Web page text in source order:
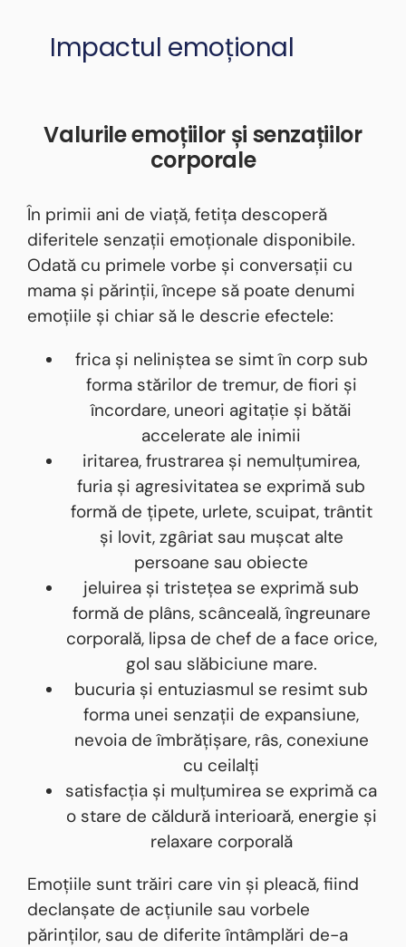
Impactul emoțional
Valurile emoțiilor și senzațiilor
corporale
În primii ani de viață, fetița descoperă
diferitele senzații emoționale disponibile.
Odată cu primele vorbe și conversații cu
mama și părinții, începe să poate denumi
emoțiile și chiar să le descrie efectele:
frica și neliniștea se simt în corp sub
forma stărilor de tremur, de fiori și
încordare, uneori agitație și bătăi
accelerate ale inimii
iritarea, frustrarea și nemulțumirea,
furia și agresivitatea se exprimă sub
formă de țipete, urlete, scuipat, trântit
și lovit, zgâriat sau mușcat alte
persoane sau obiecte
jeluirea și tristețea se exprimă sub
formă de plâns, scânceală, îngreunare
corporală, lipsa de chef de a face orice,
gol sau slăbiciune mare.
bucuria și entuziasmul se resimt sub
forma unei senzații de expansiune,
nevoia de îmbrățișare, râs, conexiune
cu ceilalți
satisfacția și mulțumirea se exprimă ca
o stare de căldură interioară, energie și
relaxare corporală
Emoțiile sunt trăiri care vin și pleacă, fiind
declanșate de acțiunile sau vorbele
părinților, sau de diferite întâmplări de-a